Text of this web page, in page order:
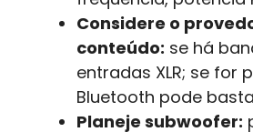
Considere o
conteúdo: se há
entradas XLR; se for
Bluetooth pode
Planeje subwoofer: